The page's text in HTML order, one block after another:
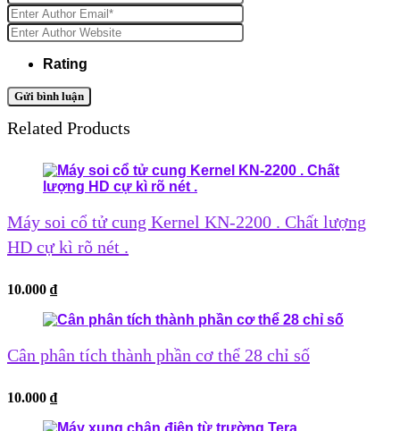
Rating
Related Products
Máy soi cổ tử cung Kernel KN-2200 . Chất lượng
HD cự kì rõ nét .
10.000 ₫
Cân phân tích thành phần cơ thể 28 chỉ số
10.000 ₫